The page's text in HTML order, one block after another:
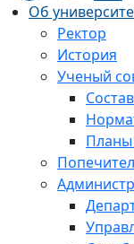
Об
Ректор
История
Ученый
Планы